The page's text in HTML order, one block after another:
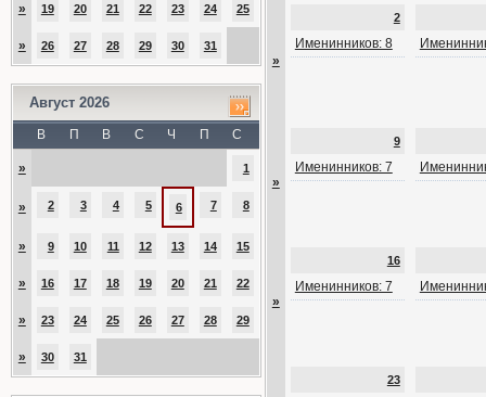
» 19 20 21 22 23 24 25
» 26 27 28 29 30 31
Август 2026
В П В С Ч П С
» 1
» 2 3 4 5 6 7 8
» 9 10 11 12 13 14 15
» 16 17 18 19 20 21 22
» 23 24 25 26 27 28 29
» 30 31
»
2
Именинников: 8
»
9
Именинников: 7
»
16
Именинников: 7
23